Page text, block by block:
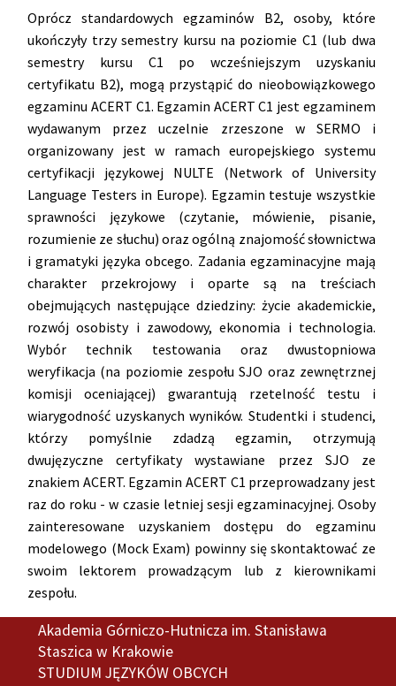
Oprócz standardowych egzaminów B2, osoby, które
ukończyły trzy semestry kursu na poziomie C1 (lub dwa
semestry kursu C1 po wcześniejszym uzyskaniu
certyfikatu B2), mogą przystąpić do nieobowiązkowego
egzaminu ACERT C1. Egzamin ACERT C1 jest egzaminem
wydawanym przez uczelnie zrzeszone w SERMO i
organizowany jest w ramach europejskiego systemu
certyfikacji językowej NULTE (Network of University
Language Testers in Europe). Egzamin testuje wszystkie
sprawności językowe (czytanie, mówienie, pisanie,
rozumienie ze słuchu) oraz ogólną znajomość słownictwa
i gramatyki języka obcego. Zadania egzaminacyjne mają
charakter przekrojowy i oparte są na treściach
obejmujących następujące dziedziny: życie akademickie,
rozwój osobisty i zawodowy, ekonomia i technologia.
Wybór technik testowania oraz dwustopniowa
weryfikacja (na poziomie zespołu SJO oraz zewnętrznej
komisji oceniającej) gwarantują rzetelność testu i
wiarygodność uzyskanych wyników. Studentki i studenci,
którzy pomyślnie zdadzą egzamin, otrzymują
dwujęzyczne certyfikaty wystawiane przez SJO ze
znakiem ACERT. Egzamin ACERT C1 przeprowadzany jest
raz do roku - w czasie letniej sesji egzaminacyjnej. Osoby
zainteresowane uzyskaniem dostępu do egzaminu
modelowego (Mock Exam) powinny się skontaktować ze
swoim lektorem prowadzącym lub z kierownikami
zespołu.
Akademia Górniczo-Hutnicza im. Stanisława
Staszica w Krakowie
STUDIUM JĘZYKÓW OBCYCH